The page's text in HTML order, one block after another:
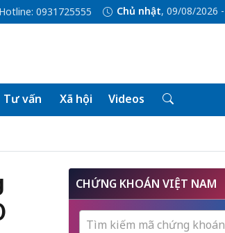
Hotline: 0931725555 Chủ nhật, 09/08/2026
Tư vấn Xã hội Videos
CHỨNG KHOÁN VIỆT NAM
Tìm kiếm mã chứng